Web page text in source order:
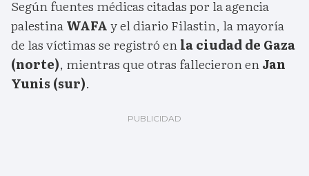
Según fuentes médicas citadas por la agencia
palestinaWAFAy el diario Filastin, la mayoría
de las víctimas se registró enla ciudad de Gaza
(norte), mientras que otras fallecieron enJan
Yunis (sur).